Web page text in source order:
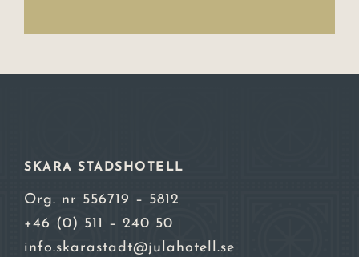
SKARA STADSHOTELL
Org. nr 556719 – 5812
+46 (0) 511 – 240 50
info.skarastadt@julahotell.se